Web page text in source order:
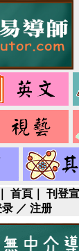
健
身
首頁
刊登
录 ／ 注册